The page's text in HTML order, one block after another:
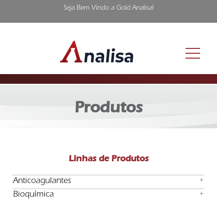
Seja Bem Vindo a Gold Analisa!
Produtos
Linhas de Produtos
Anticoagulantes +
Bioquímica +